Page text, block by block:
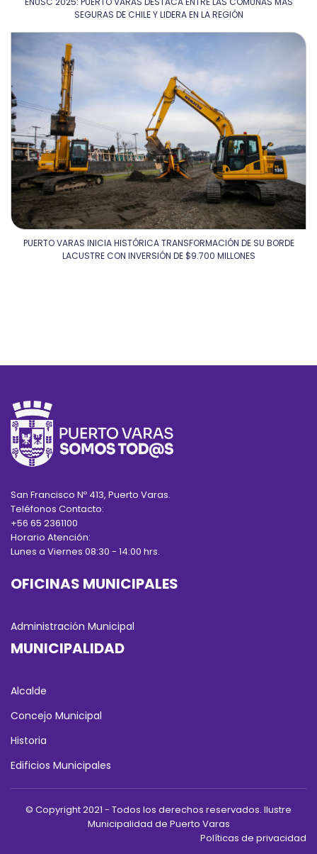
SEGURAS DE CHILE Y LIDERA EN LA REGIÓN
PUERTO VARAS INICIA HISTÓRICA TRANSFORMACIÓN DE SU BORDE
LACUSTRE CON INVERSIÓN DE $9.700 MILLONES
San Francisco Nº 413, Puerto Varas.
Teléfonos Contacto:
+56 65 2361100
Horario Atención:
Lunes a Viernes 08:30 - 14:00 hrs.
OFICINAS MUNICIPALES
Administración Municipal
MUNICIPALIDAD
Alcalde
Concejo Municipal
Historia
Edificios Municipales
© Copyright 2021 - Todos los derechos reservados. Ilustre
Municipalidad de Puerto Varas
Políticas de privacidad